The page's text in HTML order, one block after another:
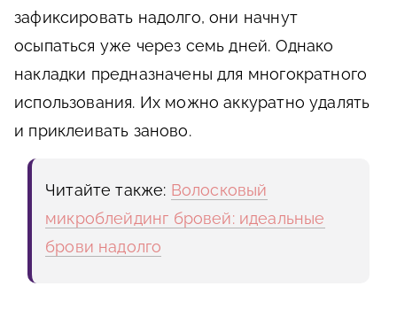
зафиксировать надолго, они начнут
осыпаться уже через семь дней. Однако
накладки предназначены для многократного
использования. Их можно аккуратно удалять
и приклеивать заново.
Читайте также: Волосковый
микроблейдинг бровей: идеальные
брови надолго